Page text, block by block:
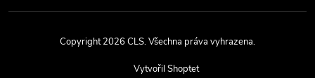
Vytvořil Shoptet
Copyright 2026CLS. Všechna práva vyhrazena.